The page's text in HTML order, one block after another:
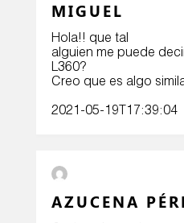
MIGUEL
Hola!! que tal
alguien me puede
L360?
Creo que es algo
2021-05-19T17:39:04
AZUCENA